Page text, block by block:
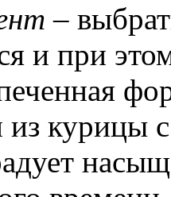
–
и при
курицы